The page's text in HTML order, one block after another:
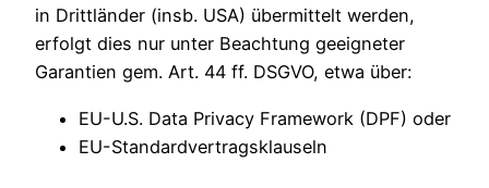
in Drittländer (insb. USA) übermittelt werden,
erfolgt dies nur unter Beachtung geeigneter
Garantien gem. Art. 44 ff. DSGVO, etwa über:
EU-U.S. Data Privacy Framework (DPF) oder
EU-Standardvertragsklauseln